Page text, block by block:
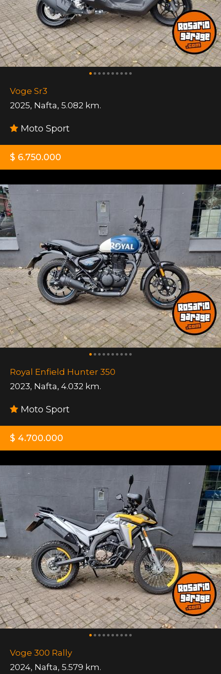
Voge Sr3
2025, Nafta, 5.082 km.
Moto Sport
$ 6.750.000
Royal Enfield Hunter 350
2023, Nafta, 4.032 km.
Moto Sport
$ 4.700.000
Voge 300 Rally
2024, Nafta, 5.579 km.